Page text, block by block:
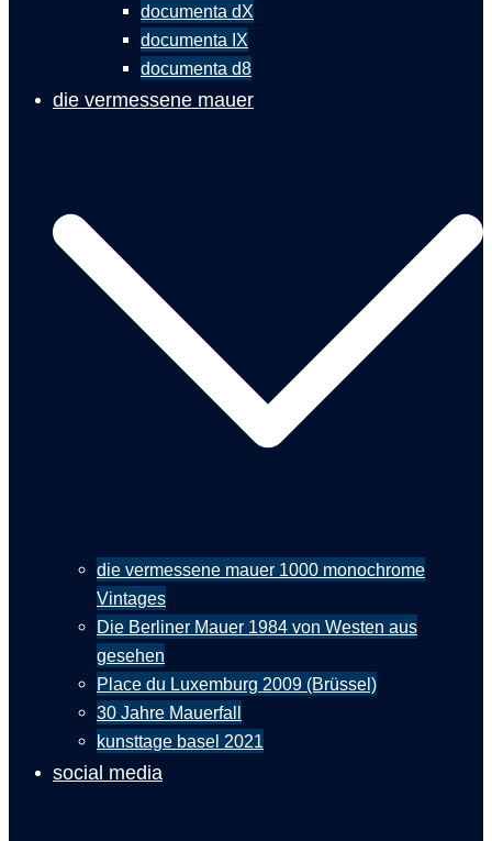
documenta dX
documenta IX
documenta d8
die vermessene mauer
die vermessene mauer 1000 monochrome
Vintages
Die Berliner Mauer 1984 von Westen aus
gesehen
Place du Luxemburg 2009 (Brüssel)
30 Jahre Mauerfall
kunsttage basel 2021
social media